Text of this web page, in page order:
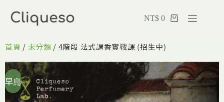
NT$ 0
首頁 / 未分類 / 4階段 法式調香實戰課 (招生中)
早鳥